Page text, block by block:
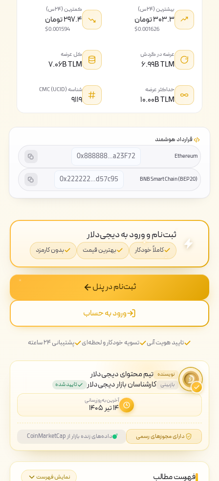
بیشترین (۲۴س)
۳۰۳.۳ تومان
$0.001626
کمترین (۲۴س)
۲۹۷.۴ تومان
$0.001594
عرضه در گردش
۶.۹۹B TLM
کل عرضه
۷.۰۶B TLM
حداکثر عرضه
۱۰.۰۰B TLM
شناسه CMC (UCID)
۹۱۱۹
قرارداد هوشمند
Ethereum
0x888888…a23F72
BNB Smart Chain (BEP20)
0x222222…d57c95
ثبت‌نام و ورود به دیجی‌دلار
کاملاً خودکار بهترین قیمت بدون کارمزد
ثبت‌نام در پنل
ورود به حساب
تایید هویت آنی تسویه خودکار و لحظه‌ای پشتیبانی ۲۴ ساعته
نویسنده تیم محتوای دیجی‌دلار
بازبینی کارشناسان بازار دیجی‌دلار تایید شده
آخرین به‌روزرسانی
۱۴ تیر ۱۴۰۵
دارای مجوزهای رسمی داده‌های زنده بازار از CoinMarketCap
فهرست مطالب نمایش فهرست